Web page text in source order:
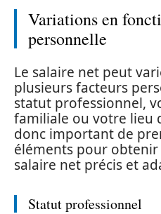
Variations en
personnelle
Le salaire net peut
plusieurs facteurs
statut professionnel,
familiale ou votre lieu
donc important de
éléments pour
salaire net précis et
Statut professionnel